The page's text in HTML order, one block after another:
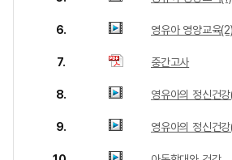
6. 영유아 영양교육(2)
7. 중간고사
8. 영유아의 정신건강
9. 영유아의 정신건